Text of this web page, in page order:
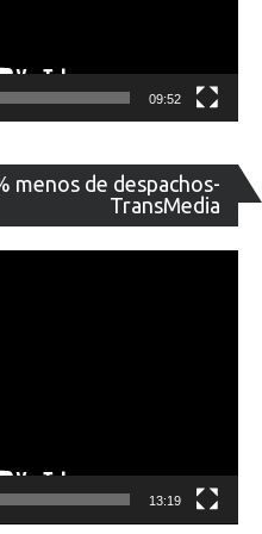
09:52
menos de despachos-
TransMedia
de
13:19